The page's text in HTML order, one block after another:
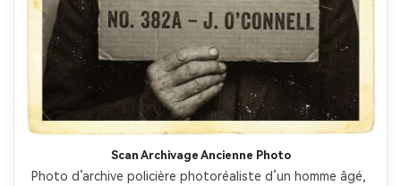
Scan Archivage Ancienne Photo
Photo d’archive policière photoréaliste d’un homme âgé,